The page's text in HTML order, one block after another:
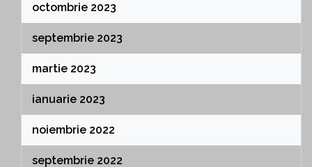
octombrie 2023
septembrie 2023
martie 2023
ianuarie 2023
noiembrie 2022
septembrie 2022